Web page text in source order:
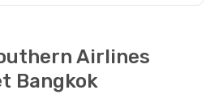
Airlines
Bangkok